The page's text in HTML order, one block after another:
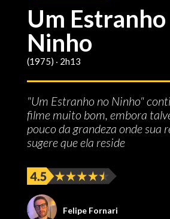
Um
Ninho
(1975) ‧ 2h13
"Um Estranho no Ninho"
filme muito bom, embora
pouco da grandeza onde sua
sugere que ela reside
Felipe Fornari